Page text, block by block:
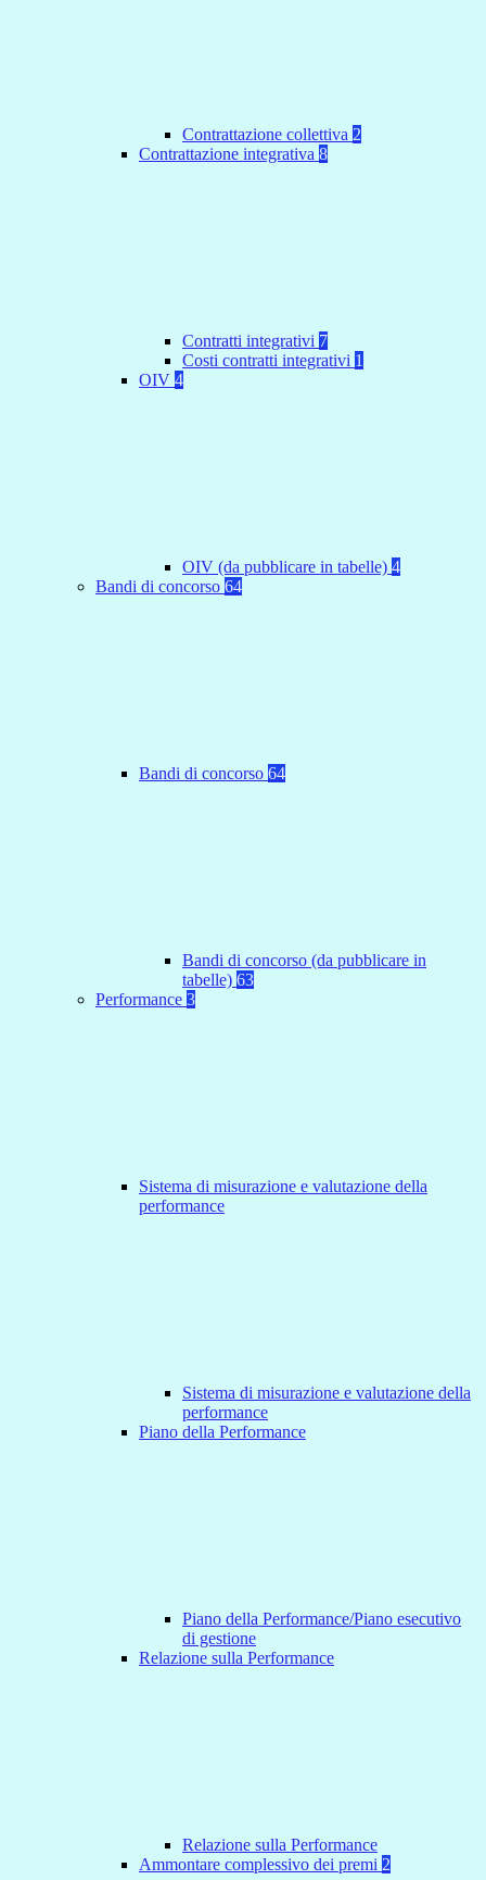
Contrattazione collettiva 2
Contrattazione integrativa 8
Contratti integrativi 7
Costi contratti integrativi 1
OIV 4
OIV (da pubblicare in tabelle) 4
Bandi di concorso 64
Bandi di concorso 64
Bandi di concorso (da pubblicare in
tabelle) 63
Performance 3
Sistema di misurazione e valutazione della
performance
Sistema di misurazione e valutazione della
performance
Piano della Performance
Piano della Performance/Piano esecutivo
di gestione
Relazione sulla Performance
Relazione sulla Performance
Ammontare complessivo dei premi 2